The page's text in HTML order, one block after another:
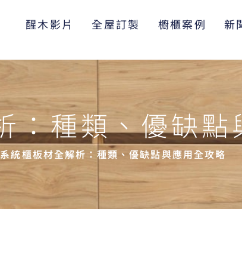
醒木影片 全屋訂製 櫥櫃案例 新
：種類、優缺點
系統櫃板材全解析：種類、優缺點與應用全攻略